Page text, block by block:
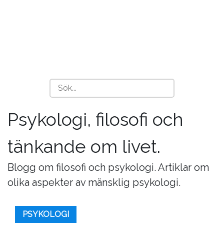
Psykologi, filosofi och
tänkande om livet.
Blogg om filosofi och psykologi. Artiklar om
olika aspekter av mänsklig psykologi.
PSYKOLOGI